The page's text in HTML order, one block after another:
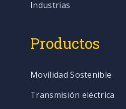
Industrias
Productos
Movilidad Sostenible
Transmisión eléctrica